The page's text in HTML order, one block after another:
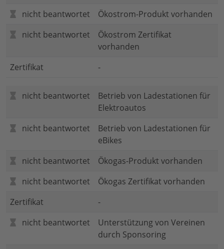
nicht beantwortet
Ökostrom-Produkt vorhanden
nicht beantwortet
Ökostrom Zertifikat
vorhanden
Zertifikat
-
nicht beantwortet
Betrieb von Ladestationen für
Elektroautos
nicht beantwortet
Betrieb von Ladestationen für
eBikes
nicht beantwortet
Ökogas-Produkt vorhanden
nicht beantwortet
Ökogas Zertifikat vorhanden
Zertifikat
-
nicht beantwortet
Unterstützung von Vereinen
durch Sponsoring